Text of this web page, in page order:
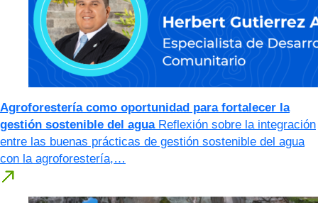
Agroforestería como oportunidad para fortalecer la
gestión sostenible del agua Reflexión sobre la integración
entre las buenas prácticas de gestión sostenible del agua
con la agroforestería,…